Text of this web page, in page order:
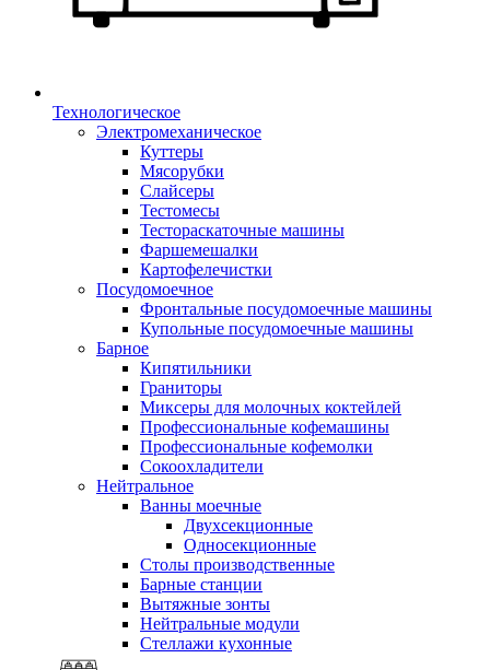
Технологическое
Электромеханическое
Куттеры
Мясорубки
Слайсеры
Тестомесы
Тестораскаточные машины
Фаршемешалки
Картофелечистки
Посудомоечное
Фронтальные посудомоечные машины
Купольные посудомоечные машины
Барное
Кипятильники
Граниторы
Миксеры для молочных коктейлей
Профессиональные кофемашины
Профессиональные кофемолки
Сокоохладители
Нейтральное
Ванны моечные
Двухсекционные
Односекционные
Столы производственные
Барные станции
Вытяжные зонты
Нейтральные модули
Стеллажи кухонные